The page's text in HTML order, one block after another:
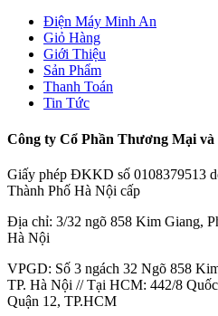
Điện Máy Minh An
Giỏ Hàng
Giới Thiệu
Sản Phẩm
Thanh Toán
Tin Tức
Công ty Cổ Phần Thương Mại
Giấy phép ĐKKD số 0108379513
Thành Phố Hà Nội cấp
Địa chỉ: 3/32 ngõ 858 Kim Giang,
Hà Nội
VPGD: Số 3 ngách 32 Ngõ 858
TP. Hà Nội // Tại HCM: 442/8
Quận 12, TP.HCM